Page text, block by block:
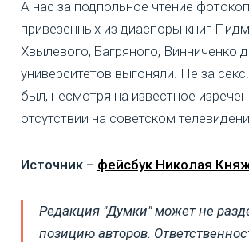
А нас за подпольное чтение
привезенных из диаспоры книг
Хвылевого, Багряного, Винниченко
университетов выгоняли. Не за
был, несмотря на известное
отсутствии на советском
Источник – фейсбук Николая
Редакция "Думки" может не
позицию авторов.